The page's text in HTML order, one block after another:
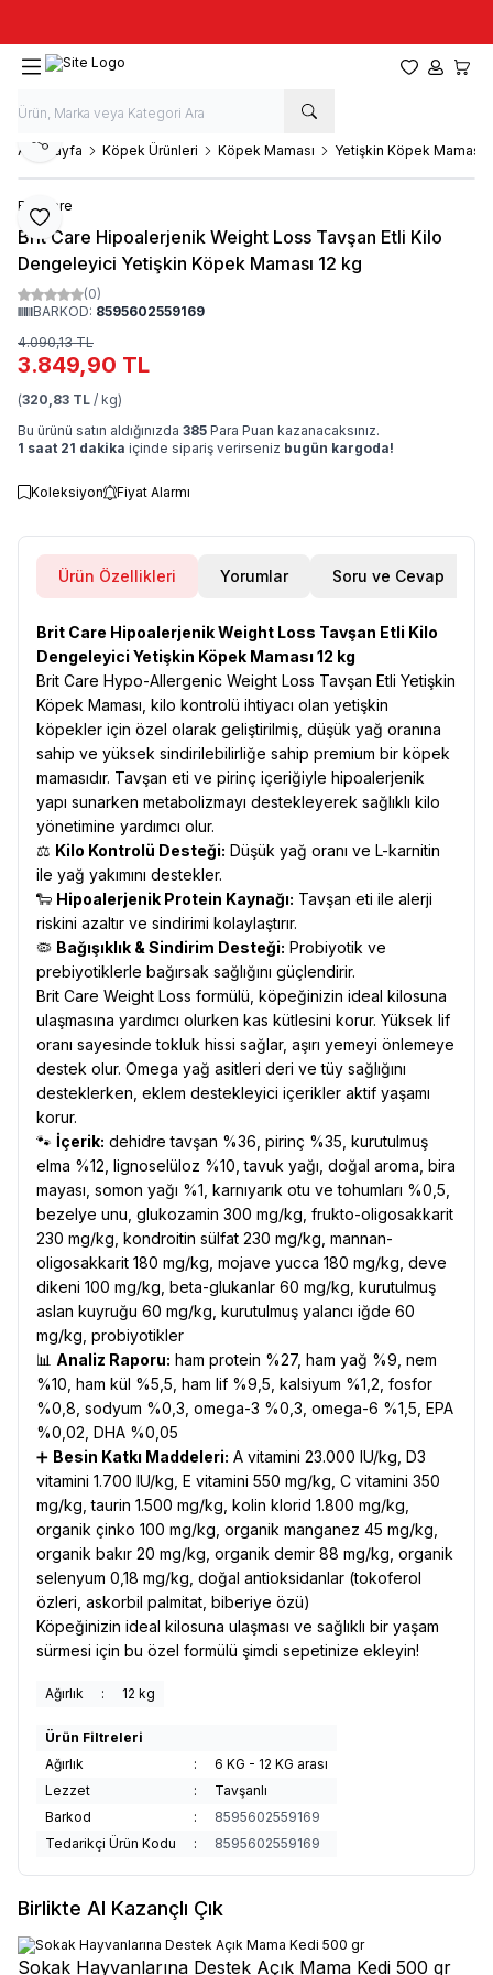
Favorilerim
Hesabım
Ana Sayfa Köpek Ürünleri Köpek Maması Yetişkin Köpek Maması
Favoriye Ekle
Paylaş
Brit Care
Brit Care Hipoalerjenik Weight Loss Tavşan Etli Kilo
Dengeleyici Yetişkin Köpek Maması 12 kg
(0)
BARKOD: 8595602559169
4.090,13TL
3.849,90 TL
(320,83 TL / kg)
Bu ürünü satın aldığınızda 385 Para Puan kazanacaksınız.
1 saat 21 dakika içinde sipariş verirseniz bugün kargoda!
Koleksiyon Fiyat Alarmı
Ürün Özellikleri Yorumlar Soru ve Cevap
Brit Care Hipoalerjenik Weight Loss Tavşan Etli Kilo
Dengeleyici Yetişkin Köpek Maması 12 kg
Brit Care Hypo-Allergenic Weight Loss Tavşan Etli Yetişkin
Köpek Maması, kilo kontrolü ihtiyacı olan yetişkin
köpekler için özel olarak geliştirilmiş, düşük yağ oranına
sahip ve yüksek sindirilebilirliğe sahip premium bir köpek
mamasıdır. Tavşan eti ve pirinç içeriğiyle hipoalerjenik
yapı sunarken metabolizmayı destekleyerek sağlıklı kilo
yönetimine yardımcı olur.
⚖️ Kilo Kontrolü Desteği: Düşük yağ oranı ve L-karnitin
ile yağ yakımını destekler.
🐑 Hipoalerjenik Protein Kaynağı: Tavşan eti ile alerji
riskini azaltır ve sindirimi kolaylaştırır.
🦠 Bağışıklık & Sindirim Desteği: Probiyotik ve
prebiyotiklerle bağırsak sağlığını güçlendirir.
Brit Care Weight Loss formülü, köpeğinizin ideal kilosuna
ulaşmasına yardımcı olurken kas kütlesini korur. Yüksek lif
oranı sayesinde tokluk hissi sağlar, aşırı yemeyi önlemeye
destek olur. Omega yağ asitleri deri ve tüy sağlığını
desteklerken, eklem destekleyici içerikler aktif yaşamı
korur.
🐾 İçerik: dehidre tavşan %36, pirinç %35, kurutulmuş
elma %12, lignoselüloz %10, tavuk yağı, doğal aroma, bira
mayası, somon yağı %1, karnıyarık otu ve tohumları %0,5,
bezelye unu, glukozamin 300 mg/kg, frukto-oligosakkarit
230 mg/kg, kondroitin sülfat 230 mg/kg, mannan-
oligosakkarit 180 mg/kg, mojave yucca 180 mg/kg, deve
dikeni 100 mg/kg, beta-glukanlar 60 mg/kg, kurutulmuş
aslan kuyruğu 60 mg/kg, kurutulmuş yalancı iğde 60
mg/kg, probiyotikler
📊 Analiz Raporu: ham protein %27, ham yağ %9, nem
%10, ham kül %5,5, ham lif %9,5, kalsiyum %1,2, fosfor
%0,8, sodyum %0,3, omega-3 %0,3, omega-6 %1,5, EPA
%0,02, DHA %0,05
➕ Besin Katkı Maddeleri: A vitamini 23.000 IU/kg, D3
vitamini 1.700 IU/kg, E vitamini 550 mg/kg, C vitamini 350
mg/kg, taurin 1.500 mg/kg, kolin klorid 1.800 mg/kg,
organik çinko 100 mg/kg, organik manganez 45 mg/kg,
organik bakır 20 mg/kg, organik demir 88 mg/kg, organik
selenyum 0,18 mg/kg, doğal antioksidanlar (tokoferol
özleri, askorbil palmitat, biberiye özü)
Köpeğinizin ideal kilosuna ulaşması ve sağlıklı bir yaşam
sürmesi için bu özel formülü şimdi sepetinize ekleyin!
Ağırlık : 12 kg
Ürün Filtreleri
Ağırlık
:
6 KG - 12 KG arası
Lezzet
:
Tavşanlı
Barkod
:
8595602559169
Tedarikçi Ürün Kodu
: 8595602559169
Birlikte Al Kazançlı Çık
Sokak Hayvanlarına Destek Açık Mama Kedi 500 gr